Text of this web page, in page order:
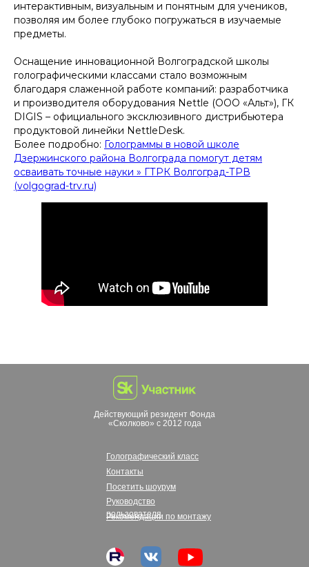
интерактивным, визуальным и понятным для учеников,
позволяя им более глубоко погружаться в изучаемые
предметы.
Оснащение инновационной Волгоградской школы
голографическими классами стало возможным
благодаря слаженной работе компаний: разработчика
и производителя оборудования Nettle (ООО «Альт»), ГК
DIGIS – официального эксклюзивного дистрибьютера
продуктовой линейки NettleDesk.
Более подробно: Голограммы в новой школе
Дзержинского района Волгограда помогут детям
осваивать точные науки » ГТРК Волгоград-ТРВ
(volgograd-trv.ru)
Действующий резидент Фонда
«Сколково» с 2012 года
Голографический класс
Контакты
Посетить шоурум
Руководство
пользователя
Рекомендации по монтажу